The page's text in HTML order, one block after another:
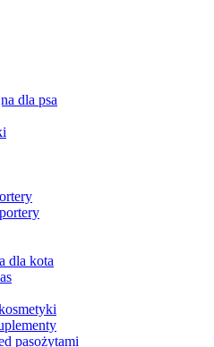
dla psa
dla kota
pasożytami